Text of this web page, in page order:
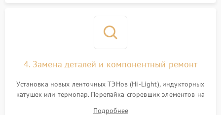
4. Замена деталей и компонентный ремонт
Установка новых ленточных ТЭНов (Hi-Light), индукторных
катушек или термопар. Перепайка сгоревших элементов на
Подробнее